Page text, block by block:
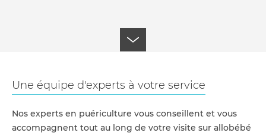
Une équipe d'experts à votre service
Nos experts en puériculture vous conseillent et vous
accompagnent tout au long de votre visite sur allobébé